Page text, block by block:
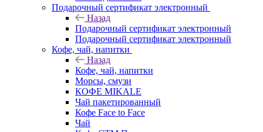
Подарочный сертификат электронный
Назад
Подарочный сертификат электронный
Подарочный сертификат электронный
Кофе, чай, напитки
Назад
Кофе, чай, напитки
Морсы, смузи
КОФЕ MIKALE
Чай пакетированный
Кофе Face to Face
Чай